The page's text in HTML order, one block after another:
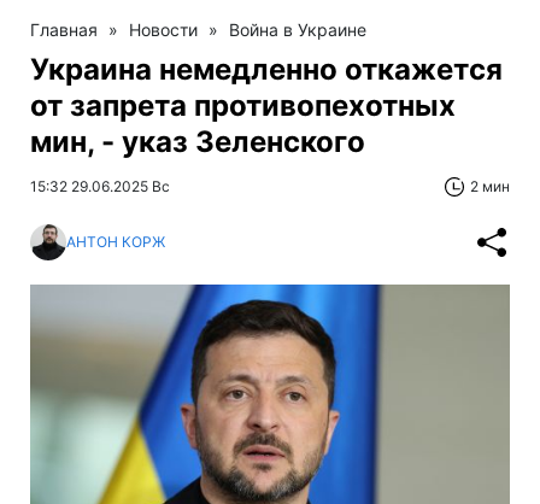
Главная » Новости » Война в Украине
Украина немедленно откажется
от запрета противопехотных
мин, - указ Зеленского
15:32 29.06.2025 Вс 2 мин
АНТОН КОРЖ